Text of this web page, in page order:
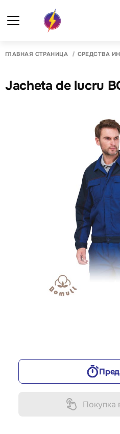
ГЛАВНАЯ СТРАНИЦА СРЕДСТВА
Jacheta de lucru
Покупка